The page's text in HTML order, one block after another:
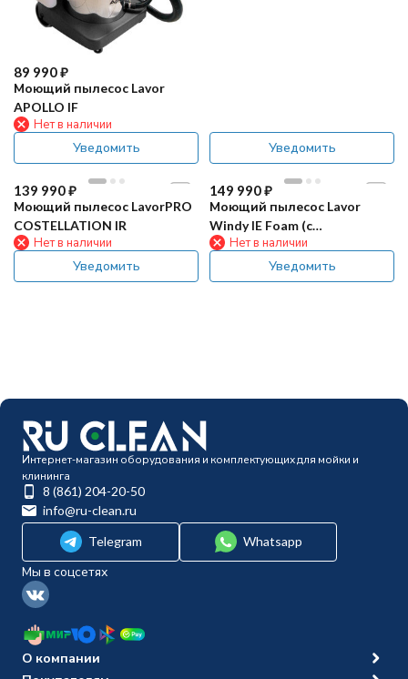
89 990₽
Моющий пылесос Lavor
APOLLO IF
Нет в наличии
Уведомить Уведомить
139 990₽
Моющий пылесос LavorPRO
COSTELLATION IR
Нет в наличии
Уведомить
149 990₽
Моющий пылесос Lavor
Windy IE Foam (с
пеногенератором)
Нет в наличии
Уведомить
Интернет-магазин оборудования и комплектующих для мойки и
клининга
8 (861) 204-20-50
info@ru-clean.ru
Telegram
Whatsapp
Мы в соцсетях
О компании